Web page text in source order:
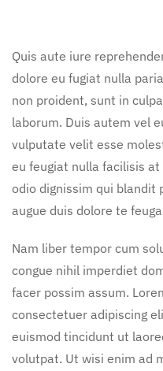
Quis aute iure
dolore eu fugiat nulla
non proident, sunt in
laborum. Duis autem vel
vulputate velit esse
eu feugiat nulla facilisis
odio dignissim qui blandit
augue duis dolore te
Nam liber tempor cum
congue nihil imperdiet
facer possim assum.
consectetuer adipiscing
euismod tincidunt ut
volutpat. Ut wisi enim ad